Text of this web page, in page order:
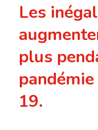
Les
plus
19.